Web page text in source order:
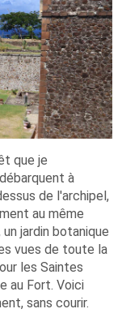
que je
à
de l'archipel,
au même
jardin botanique
vues de toute la
les Saintes
au Fort. Voici
sans courir.